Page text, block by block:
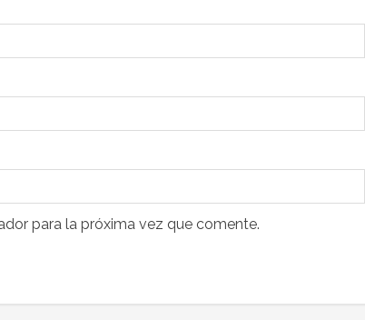
para la próxima vez que comente.